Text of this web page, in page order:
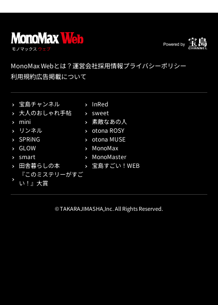
MonoMax Webとは？運営会社採用情報プライバシーポリシー
利用規約広告掲載について
宝島チャンネル
InRed
大人のおしゃれ手帖
sweet
mini
素敵なあの人
リンネル
otona ROSY
SPRiNG
otona MUSE
GLOW
MonoMax
smart
MonoMaster
田舎暮らしの本
宝島すごい！WEB
『このミステリーがすご
い！』大賞
© TAKARAJIMASHA,Inc. All Rights Reserved.